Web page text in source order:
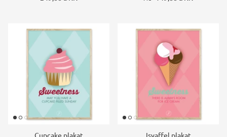
Cupcake plakat Isvaffel plakat